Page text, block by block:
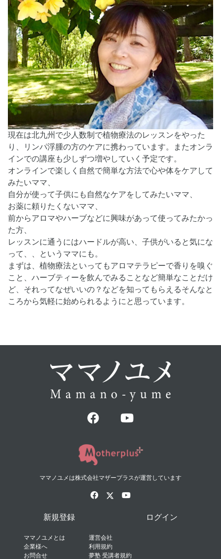
現在は北九州で少人数制で植物療法のレッスンをやった
り、リンパ浮腫の方のケアに携わっています。またオンラ
インでの講座も少しずつ増やしていく予定です。
オンラインで楽しく自然で簡単な方法で心や体をケアして
みたいママ、
自分が使って子供にも自然なケアをしてみたいママ、
お薬に頼りたくないママ、
前からアロマやハーブなどに興味があって使ってみたかっ
た方、
レッスンに通うにはハードルが高い、子供がいると気にな
って、、というママにも。
まずは、植物療法といってもアロマテラピーで香りを嗅ぐ
こと、ハーブティーを飲んでみることなど簡単なことだけ
ど、それってなぜいいの？などを知ってもらえるそんなと
ころから気軽に始められるようにと思っています。
ママノユメは株式会社マザープラスが運営しています
新規登録 ログイン
ママノユメとは
企業様へ
お問合せ
運営会社
利用規約
夢塾 受講者規約